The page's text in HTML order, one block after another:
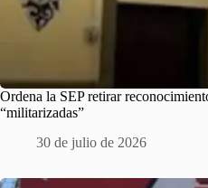
Ordena la SEP retirar
“militarizadas”
30 de julio de 2026